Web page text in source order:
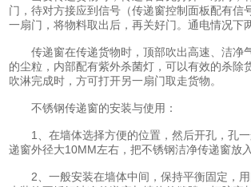
门，待对方接应到信号（传递窗控制面板配有信
一扇门，将物料取出后，再关好门。通电情况下
传递窗在传递货物时，顶部吹出高速、洁净
的尘粒，内部配有紫外杀菌灯，可以有效的杀除
吹淋完成时，方可打开另一扇门取走货物。
不锈钢传递窗的安装与使用：
1、在墙体选择方便的位置，然后开孔，孔一
递窗外径大10MM左右，把不锈钢洁净传递窗放入
2、一般安装在墙体中间，保持平衡固定，用